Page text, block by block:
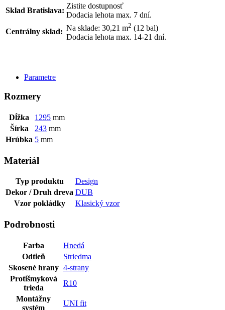
Sklad Bratislava:
Zistite dostupnosť
Dodacia lehota max. 7 dní.
Centrálny sklad: Na sklade: 30,21 m2 (12 bal)
Dodacia lehota max. 14-21 dní.
Parametre
Rozmery
Dĺžka 1295 mm
Šírka
243 mm
Hrúbka 5 mm
Materiál
Typ produktu
Design
Dekor / Druh dreva DUB
Vzor pokládky
Klasický vzor
Podrobnosti
Farba
Hnedá
Odtieň
Striedma
Skosené hrany 4-strany
Protišmyková
trieda
R10
Montážny
systém
UNI fit